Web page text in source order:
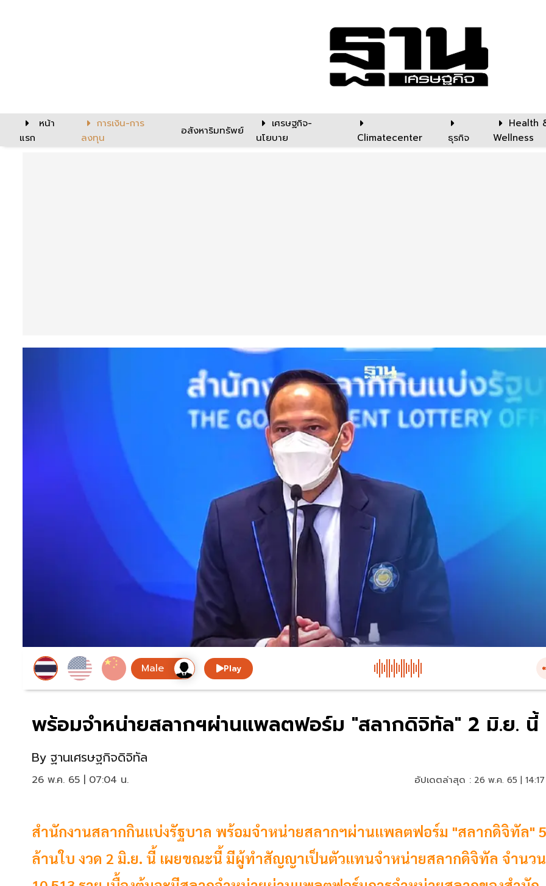
หน้า
แรก
การเงิน-การ
ลงทุน
อสังหาริมทรัพย์
เศรษฐกิจ-
นโยบาย
Climatecenter ธุรกิจ
Health
Wellness
Play
พร้อมจำหน่ายสลากฯผ่านแพลตฟอร์ม "สลากดิจิทัล" 2 มิ.ย. นี้
By ฐานเศรษฐกิจดิจิทัล
26 พ.ค. 65 | 07:04 น. อัปเดตล่าสุด : 26 พ.ค. 65 |
สำนักงานสลากกินแบ่งรัฐบาล พร้อมจำหน่ายสลากฯผ่านแพลตฟอร์ม "สลากดิจิทัล" 5
ล้านใบ งวด 2 มิ.ย. นี้ เผยขณะนี้ มีผู้ทำสัญญาเป็นตัวแทนจำหน่ายสลากดิจิทัล จำนวน